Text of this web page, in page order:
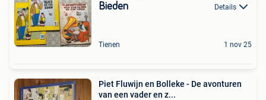
Bieden Details
Tienen 1 nov 25
Piet Fluwijn en Bolleke - De avonturen
van een vader en z...